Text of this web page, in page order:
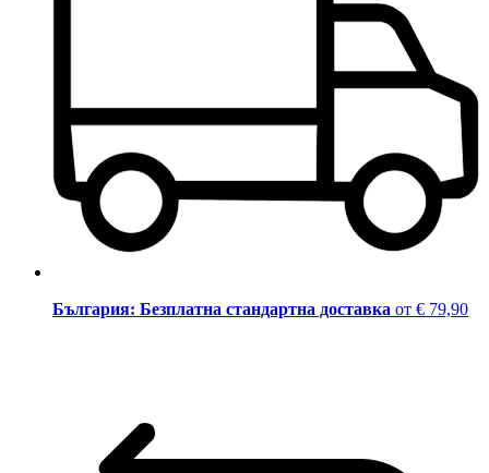
България: Безплатна стандартна доставка от € 79,90